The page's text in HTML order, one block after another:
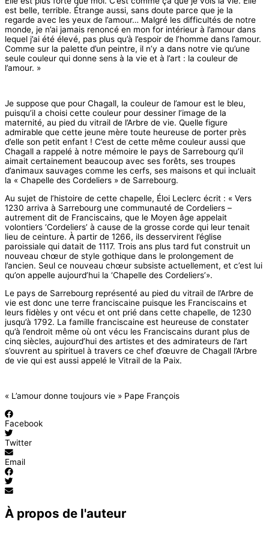
est belle, terrible. Étrange aussi, sans doute parce que je la
regarde avec les yeux de l’amour… Malgré les difficultés de notre
monde, je n’ai jamais renoncé en mon for intérieur à l’amour dans
lequel j’ai été élevé, pas plus qu’à l’espoir de l’homme dans l’amour.
Comme sur la palette d’un peintre, il n’y a dans notre vie qu’une
seule couleur qui donne sens à la vie et à l’art : la couleur de
l’amour. »
Je suppose que pour Chagall, la couleur de l’amour est le bleu,
puisqu’il a choisi cette couleur pour dessiner l’image de la
maternité, au pied du vitrail de l’Arbre de vie. Quelle figure
admirable que cette jeune mère toute heureuse de porter près
d’elle son petit enfant ! C’est de cette même couleur aussi que
Chagall a rappelé à notre mémoire le pays de Sarrebourg qu’il
aimait certainement beaucoup avec ses forêts, ses troupes
d’animaux sauvages comme les cerfs, ses maisons et qui incluait
la « Chapelle des Cordeliers » de Sarrebourg.
Au sujet de l’histoire de cette chapelle, Éloi Leclerc écrit : « Vers
1230 arriva à Sarrebourg une communauté de Cordeliers –
autrement dit de Franciscains, que le Moyen âge appelait
volontiers ‘Cordeliers’ à cause de la grosse corde qui leur tenait
lieu de ceinture. À partir de 1266, ils desservirent l’église
paroissiale qui datait de 1117. Trois ans plus tard fut construit un
nouveau chœur de style gothique dans le prolongement de
l’ancien. Seul ce nouveau chœur subsiste actuellement, et c’est lui
qu’on appelle aujourd’hui la ‘Chapelle des Cordeliers’».
Le pays de Sarrebourg représenté au pied du vitrail de l’Arbre de
vie est donc une terre franciscaine puisque les Franciscains et
leurs fidèles y ont vécu et ont prié dans cette chapelle, de 1230
jusqu’à 1792. La famille franciscaine est heureuse de constater
qu’à l’endroit même où ont vécu les Franciscains durant plus de
cinq siècles, aujourd’hui des artistes et des admirateurs de l’art
s’ouvrent au spirituel à travers ce chef d’œuvre de Chagall l’Arbre
de vie qui est aussi appelé le Vitrail de la Paix.
« L’amour donne toujours vie » Pape François
Facebook
Twitter
Email
À propos de l'auteur